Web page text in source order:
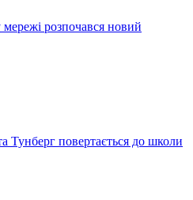
розпочався новий
Тунберг повертається до школи